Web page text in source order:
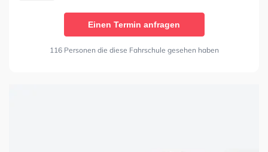
Einen Termin anfragen
116 Personen die diese Fahrschule gesehen haben